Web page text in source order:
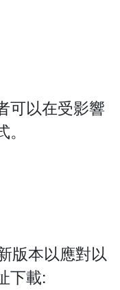
可以在受影響
版本以應對以
下載: